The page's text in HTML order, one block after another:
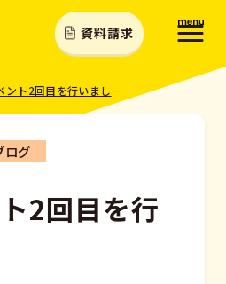
資料請求
1月イベント2回目を行いました！
ログ
2回目を行